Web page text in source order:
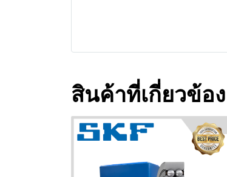
สินค้าที่เกี่ยวข้อง